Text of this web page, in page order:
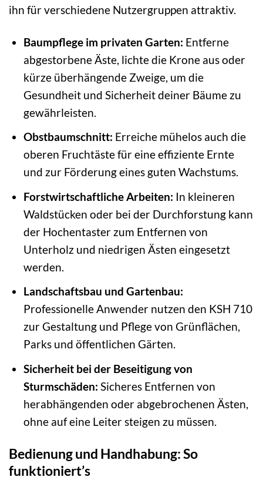
ihn für verschiedene Nutzergruppen attraktiv.
Baumpflege im privaten Garten: Entferne
abgestorbene Äste, lichte die Krone aus oder
kürze überhängende Zweige, um die
Gesundheit und Sicherheit deiner Bäume zu
gewährleisten.
Obstbaumschnitt: Erreiche mühelos auch die
oberen Fruchtäste für eine effiziente Ernte
und zur Förderung eines guten Wachstums.
Forstwirtschaftliche Arbeiten: In kleineren
Waldstücken oder bei der Durchforstung kann
der Hochentaster zum Entfernen von
Unterholz und niedrigen Ästen eingesetzt
werden.
Landschaftsbau und Gartenbau:
Professionelle Anwender nutzen den KSH 710
zur Gestaltung und Pflege von Grünflächen,
Parks und öffentlichen Gärten.
Sicherheit bei der Beseitigung von
Sturmschäden: Sicheres Entfernen von
herabhängenden oder abgebrochenen Ästen,
ohne auf eine Leiter steigen zu müssen.
Bedienung und Handhabung: So
funktioniert’s